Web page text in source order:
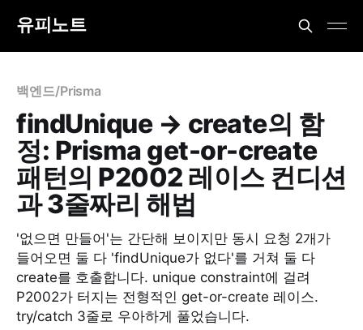
유피노트
백엔드/Prisma
findUnique → create의 함
정: Prisma get-or-create
패턴의 P2002 레이스 컨디션
과 3줄짜리 해법
'없으면 만들어'는 간단해 보이지만 동시 요청 2개가
들어오면 둘 다 'findUnique가 없다'를 거쳐 둘 다
create를 호출합니다. unique constraint에 걸려
P2002가 터지는 전형적인 get-or-create 레이스.
try/catch 3줄로 우아하게 풀었습니다.